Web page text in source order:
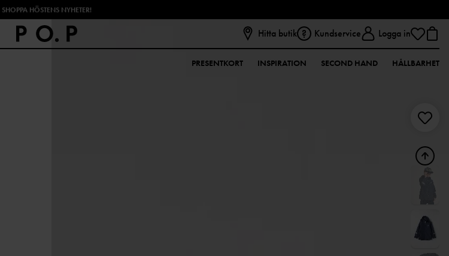
SHOPPA HÖSTENS NYHETER!
Hitta butik Kundservice Logga in
PRESENTKORT INSPIRATION SECOND HAND HÅLLBARHET